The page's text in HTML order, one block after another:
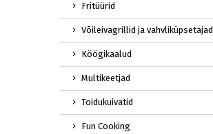
Fritüürid
Võileivagrillid ja vahvliküpsetajad
Köögikaalud
Multikeetjad
Toidukuivatid
Fun Cooking